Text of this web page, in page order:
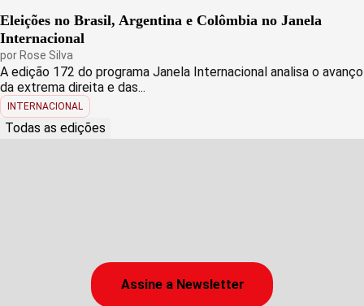
Eleições no Brasil, Argentina e Colômbia no Janela
Internacional
por Rose Silva
A edição 172 do programa Janela Internacional analisa o avanço
da extrema direita e das...
INTERNACIONAL
Todas as edições
Assine a Newsletter